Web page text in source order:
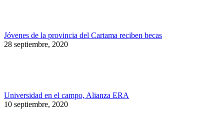
Jóvenes de la provincia del Cartama reciben becas
28 septiembre, 2020
Universidad en el campo, Alianza ERA
10 septiembre, 2020